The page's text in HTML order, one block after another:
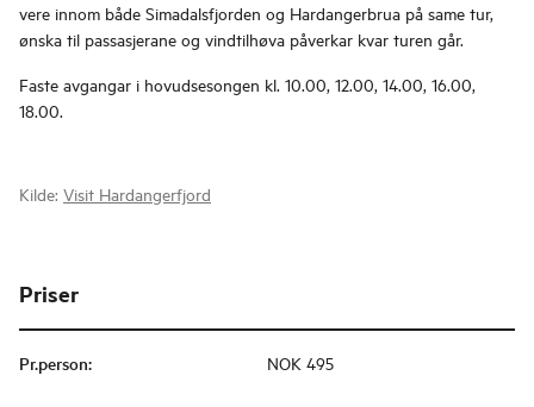
vere innom både Simadalsfjorden og Hardangerbrua på same tur,
ønska til passasjerane og vindtilhøva påverkar kvar turen går.
Faste avgangar i hovudsesongen kl. 10.00, 12.00, 14.00, 16.00,
18.00.
Kilde: Visit Hardangerfjord
Priser
Pr.person: NOK 495